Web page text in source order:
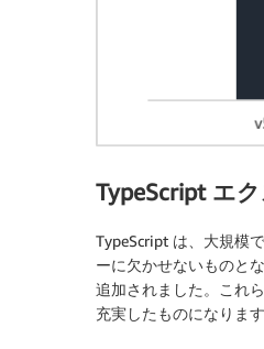
TypeScript エ
TypeScript は、大規模
ーに欠かせないものと
追加されました。これ
充実したものになりま